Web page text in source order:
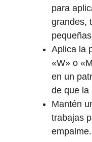
para
grandes,
Aplica la
«W» o
en un
de que la
Mantén
trabajas
empalme.